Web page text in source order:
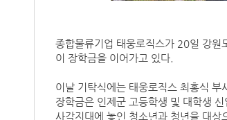
종합물류기업 태웅로직스가 20일 강
이 장학금을 이어가고 있다.
이날 기탁식에는 태웅로직스 최홍식 부
장학금은 인제군 고등학생 및 대학생
사각지대에 놓인 청소년과 청년을 대상